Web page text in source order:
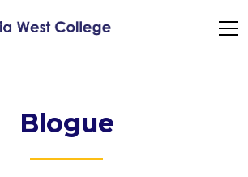
Blogue